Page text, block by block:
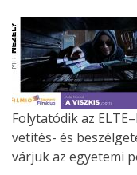
Folytatódik az
vetítés- és
várjuk az egyetemi